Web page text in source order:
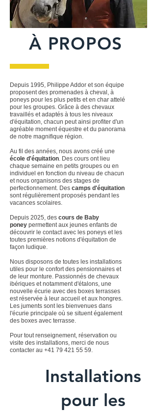
À PROPOS
Depuis 1995, Philippe Addor et son équipe
proposent des promenades à cheval, à
poneys pour les plus petits et en char attelé
pour les groupes. Grâce à des chevaux
travaillés et adaptés à tous les niveaux
d'équitation, chacun peut ainsi profiter d'un
agréable moment équestre et du panorama
de notre magnifique région.
Au fil des années, nous avons créé une
école d'équitation. Des cours ont lieu
chaque semaine en petits groupes ou en
individuel en fonction du niveau de chacun
et nous organisons des stages de
perfectionnement. Des camps d'équitation
sont régulièrement proposés pendant les
vacances scolaires.
Depuis 2025, des cours de Baby
poney permettent aux jeunes enfants de
découvrir le contact avec les poneys et les
toutes premières notions d'équitation de
façon ludique.
Nous disposons de toutes les installations
utiles pour le confort des pensionnaires et
de leur monture. Passionnés de chevaux
ibériques et notamment d'étalons, une
nouvelle écurie avec des boxes terrasses
est réservée à leur accueil et aux hongres.
Les juments sont les bienvenues dans
l'écurie principale où se situent également
des boxes avec terrasse.
Pour tout renseignement, réservation ou
visite des installations, merci de nous
contacter au +41 79 421 55 59.
Installations
pour les